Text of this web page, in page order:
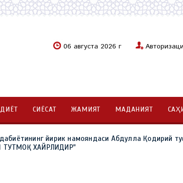
06 августа 2026 г
СИЁСАТ ЖАМИЯТ МАДАНИЯТ
йирик намояндаси Абдулла Қодирий
ТУТМОҚ ХАЙРЛИДИР"